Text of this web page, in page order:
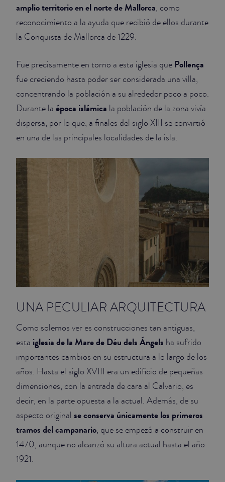
amplio territorio en el norte de Mallorca, como
reconocimiento a la ayuda que recibió de ellos durante
la Conquista de Mallorca de 1229.
Fue precisamente en torno a esta iglesia que Pollença
fue creciendo hasta poder ser considerada una villa,
concentrando la población a su alrededor poco a poco.
Durante la época islámica la población de la zona vivía
dispersa, por lo que, a finales del siglo XIII se convirtió
en una de las principales localidades de la isla.
UNA PECULIAR ARQUITECTURA
Como solemos ver es construcciones tan antiguas,
esta iglesia de la Mare de Déu dels Ángels ha sufrido
importantes cambios en su estructura a lo largo de los
años. Hasta el siglo XVIII era un edificio de pequeñas
dimensiones, con la entrada de cara al Calvario, es
decir, en la parte opuesta a la actual. Además, de su
aspecto original se conserva únicamente los primeros
tramos del campanario, que se empezó a construir en
1470, aunque no alcanzó su altura actual hasta el año
1921.